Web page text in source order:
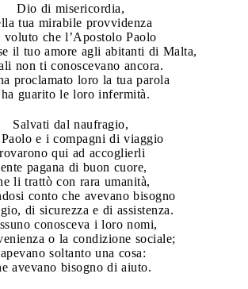
Dio di misericordia,
tua mirabile provvidenza
voluto che l’Apostolo Paolo
il tuo amore agli abitanti di Malta,
non ti conoscevano ancora.
proclamato loro la tua parola
guarito le loro infermità.
Salvati dal naufragio,
Paolo e i compagni di viaggio
qui ad accoglierli
pagana di buon cuore,
li trattò con rara umanità,
conto che avevano bisogno
di sicurezza e di assistenza.
conosceva i loro nomi,
o la condizione sociale;
soltanto una cosa:
avevano bisogno di aiuto.